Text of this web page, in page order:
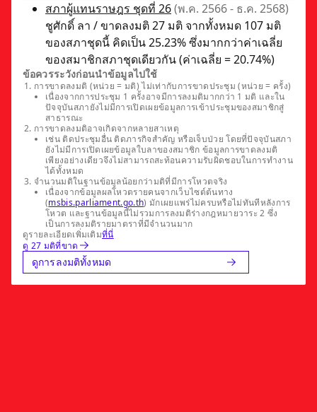
สภาผู้แทนราษฎร ชุดที่ 26(พ.ค. 2566 - ธ.ค. 2568)
ชูศักดิ์ ลา / ขาดลงมติ 27 มติ จากทั้งหมด 107 มติ
ของสภาชุดนี้ คิดเป็น 25.23% ซึ่งมากกว่าค่าเฉลี่ย
ของสมาชิกสภาชุดเดียวกัน (ค่าเฉลี่ย = 20.74%)
ข้อควรระวังก่อนนำข้อมูลไปใช้
การขาดลงมติ (หน่วย = มติ) ไม่เท่ากับการขาดประชุม (หน่วย = ครั้ง)
เนื่องจากการประชุม 1 ครั้งอาจมีการลงมติมากกว่า 1 มติ และใน
ปัจจุบันสภายังไม่มีการเปิดเผยข้อมูลการเข้าประชุมของสมาชิกสู่
สาธารณะ
การขาดลงมติอาจเกิดจากหลายสาเหตุ
เช่น ติดประชุมอื่น ติดภารกิจสำคัญ หรือเจ็บป่วย โดยที่ปัจจุบันสภา
ยังไม่มีการเปิดเผยข้อมูลใบลาของสมาชิก ข้อมูลการขาดลงมติ
เพียงอย่างเดียวจึงไม่สามารถสะท้อนความรับผิดชอบในการทำงาน
ได้ทั้งหมด
จำนวนมติในฐานข้อมูลน้อยกว่ามติที่มีการโหวตจริง
เนื่องจากข้อมูลผลโหวตรายคนจากเว็บไซต์ต้นทาง
(msbis.parliament.go.th) มักเผยแพร่ไม่ครบหรือไม่ทันทีหลังการ
โหวต และฐานข้อมูลนี้ไม่รวมการลงมติร่างกฎหมายวาระ 2 ซึ่ง
เป็นการลงมติรายมาตราที่มีจำนวนมาก
ดูรายละเอียดเพิ่มเติมที่นี่
ดู 27 มติที่ขาด
ดูการลงมติทั้งหมด